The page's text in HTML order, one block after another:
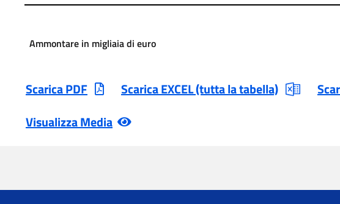
Ammontare in migliaia di euro